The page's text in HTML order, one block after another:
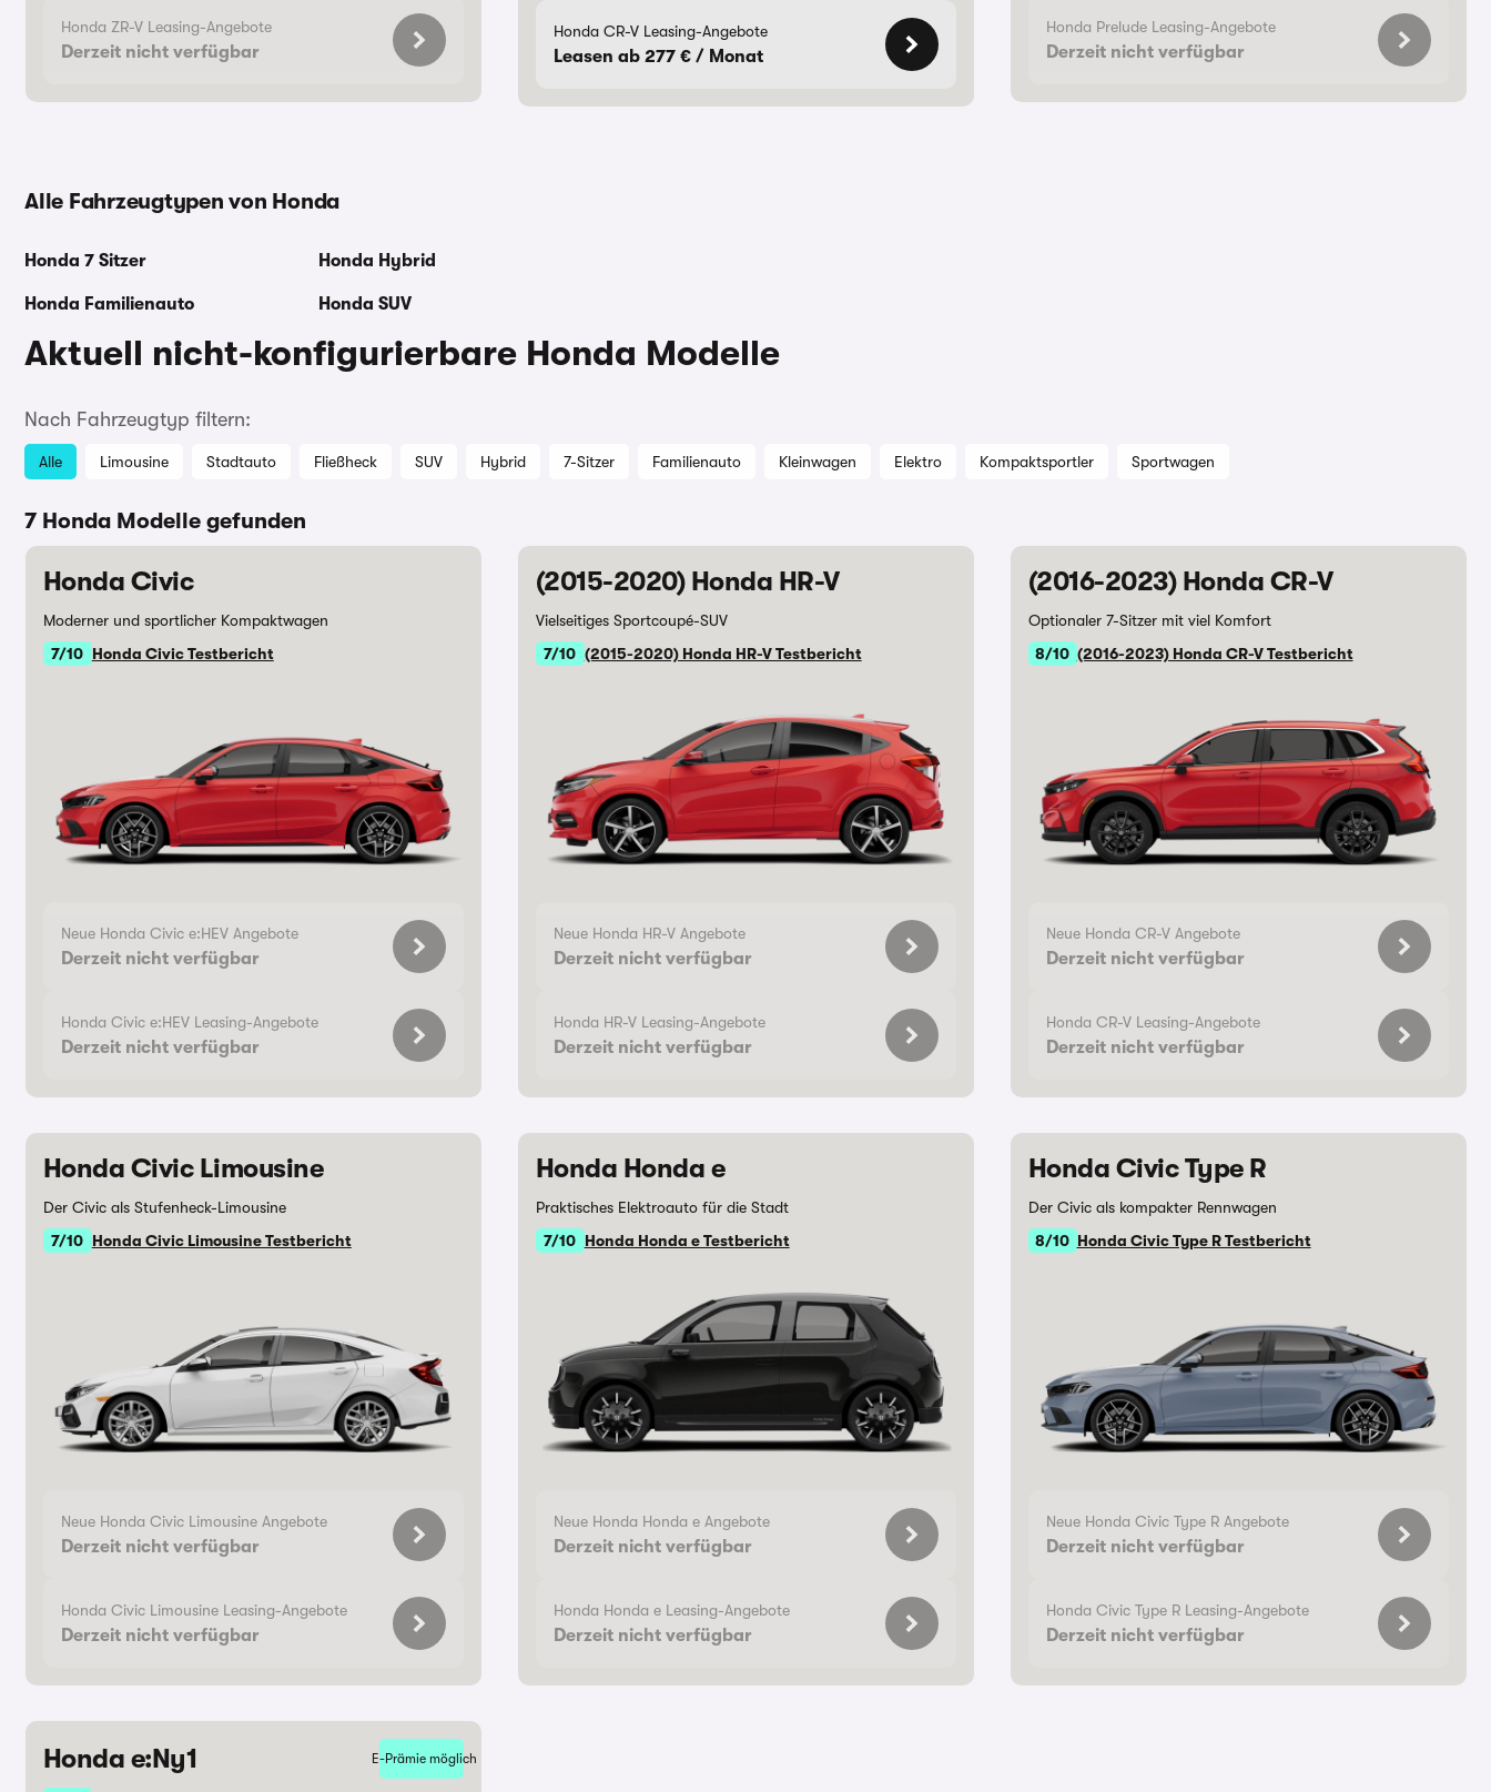
Honda ZR-V Leasing-Angebote
Derzeit nicht verfügbar
Honda CR-V Leasing-Angebote
Leasen ab 277 € / Monat
Honda Prelude Leasing-Angebote
Derzeit nicht verfügbar
Alle Fahrzeugtypen von Honda
Honda 7 Sitzer
Honda Familienauto
Honda Hybrid
Honda SUV
Aktuell nicht-konfigurierbare Honda Modelle
Nach Fahrzeugtyp filtern:
Alle Limousine Stadtauto Fließheck SUV Hybrid 7-Sitzer Familienauto Kleinwagen Elektro Kompaktsportler Sportwagen
7 Honda Modelle gefunden
Honda Civic
Moderner und sportlicher Kompaktwagen
7/10 Honda Civic Testbericht
Neue Honda Civic e:HEV Angebote
Derzeit nicht verfügbar
Honda Civic e:HEV Leasing-Angebote
Derzeit nicht verfügbar
(2015-2020) Honda HR-V
Vielseitiges Sportcoupé-SUV
7/10 (2015-2020) Honda HR-V Testbericht
Neue Honda HR-V Angebote
Derzeit nicht verfügbar
Honda HR-V Leasing-Angebote
Derzeit nicht verfügbar
(2016-2023) Honda CR-V
Optionaler 7-Sitzer mit viel Komfort
8/10 (2016-2023) Honda CR-V Testbericht
Neue Honda CR-V Angebote
Derzeit nicht verfügbar
Honda CR-V Leasing-Angebote
Derzeit nicht verfügbar
Honda Civic Limousine
Der Civic als Stufenheck-Limousine
7/10 Honda Civic Limousine Testbericht
Neue Honda Civic Limousine Angebote
Derzeit nicht verfügbar
Honda Civic Limousine Leasing-Angebote
Derzeit nicht verfügbar
Honda Honda e
Praktisches Elektroauto für die Stadt
7/10 Honda Honda e Testbericht
Neue Honda Honda e Angebote
Derzeit nicht verfügbar
Honda Honda e Leasing-Angebote
Derzeit nicht verfügbar
Honda Civic Type R
Der Civic als kompakter Rennwagen
8/10 Honda Civic Type R Testbericht
Neue Honda Civic Type R Angebote
Derzeit nicht verfügbar
Honda Civic Type R Leasing-Angebote
Derzeit nicht verfügbar
Honda e:Ny1 E-Prämie möglich